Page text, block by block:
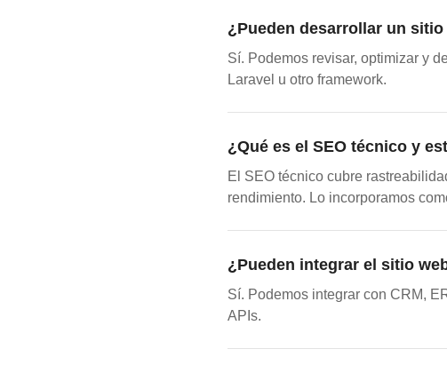
¿Pueden desarrollar un
Sí. Podemos revisar, optimizar y
Laravel u otro framework.
¿Qué es el SEO técnico y
El SEO técnico cubre
rendimiento. Lo incorporamos
¿Pueden integrar el sitio
Sí. Podemos integrar con CRM,
APIs.